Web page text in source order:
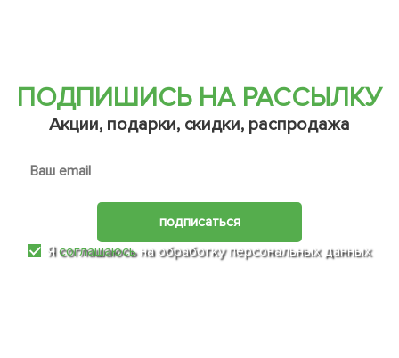
ПОДПИШИСЬ НА РАССЫЛКУ
Акции, подарки, скидки, распродажа
подписаться
Ясоглашаюсьна обработку персональных данных